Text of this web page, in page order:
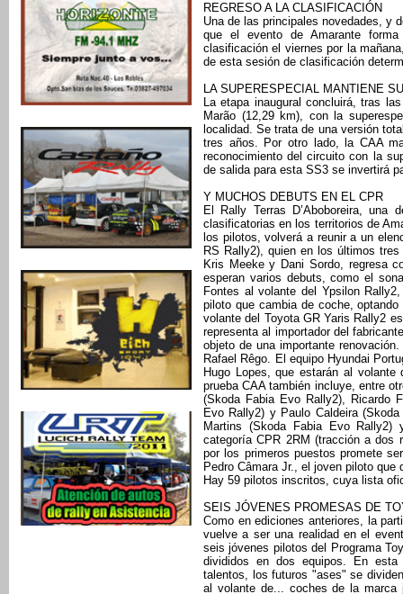
REGRESO A LA CLASIFICACIÓN
Una de las principales novedades, y
que el evento de Amarante
clasificación el viernes por la
de esta sesión de clasificación
LA SUPERESPECIAL MANTIENE
La etapa inaugural concluirá, tras
Marão (12,29 km), con la
localidad. Se trata de una versión
tres años. Por otro lado, la CAA
reconocimiento del circuito con la
de salida para esta SS3 se invertirá
Y MUCHOS DEBUTS EN EL CPR
El Rally Terras D’Aboboreira,
clasificatorias en los territorios de
los pilotos, volverá a reunir a un
RS Rally2), quien en los últimos
Kris Meeke y Dani Sordo, regresa
esperan varios debuts, como el
Fontes al volante del Ypsilon
piloto que cambia de coche,
volante del Toyota GR Yaris Rally2
representa al importador del
objeto de una importante
Rafael Rêgo. El equipo Hyundai
Hugo Lopes, que estarán al
prueba CAA también incluye, entre
(Skoda Fabia Evo Rally2), Ricardo
Evo Rally2) y Paulo Caldeira
Martins (Skoda Fabia Evo
categoría CPR 2RM (tracción a dos
por los primeros puestos promete
Pedro Câmara Jr., el joven piloto
Hay 59 pilotos inscritos, cuya lista
SEIS JÓVENES PROMESAS DE
Como en ediciones anteriores, la
vuelve a ser una realidad en el
seis jóvenes pilotos del Programa
divididos en dos equipos. En esta
talentos, los futuros "ases" se
al volante de... coches de la marca